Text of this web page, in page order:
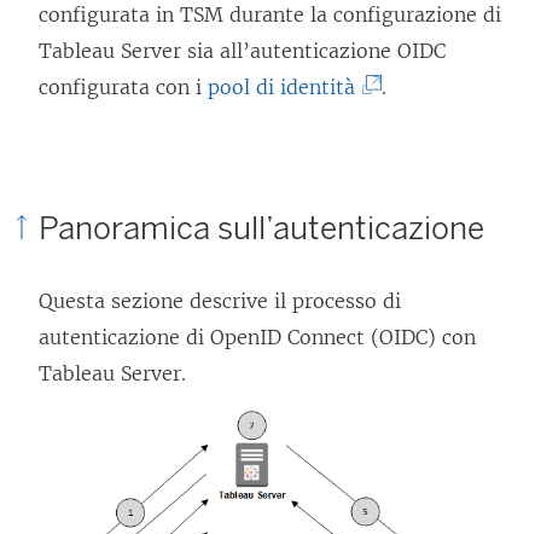
configurata in TSM durante la configurazione di
Tableau Server sia all’autenticazione OIDC
configurata con i pool di identità
o
l
e
n
.
Panoramica sull’autenticazione
Questa sezione descrive il processo di
autenticazione di OpenID Connect (OIDC) con
Tableau Server.